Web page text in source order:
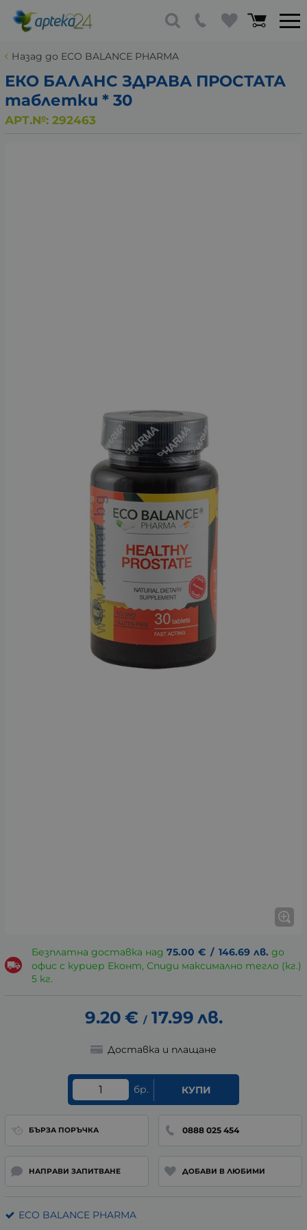
Назад до ECO BALANCE PHARMA
ЕКО БАЛАНС ЗДРАВА ПРОСТАТА
таблетки * 30
АРТ.№: 292463
Безплатна доставка над 75.00 € / 146.69 лв. до
офис с куриер Еконт, Спиди максимално тегло (кг.)
5 кг.
9.20 € / 17.99 лв.
Доставка и плащане
бр. КУПИ
БЪРЗА ПОРЪЧКА 0888 025 454
НАПРАВИ ЗАПИТВАНЕ ДОБАВИ В ЛЮБИМИ
ECO BALANCE PHARMA